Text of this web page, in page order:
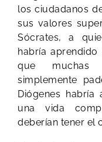
los ciudadanos
sus valores
Sócrates, a
habría aprendido
que muchas
simplemente
Diógenes habría
una vida
deberían tener el